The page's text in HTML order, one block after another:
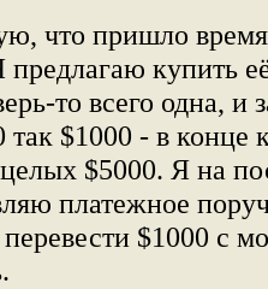
что пришло
предлагаю купить
то всего одна, и
так $1000 - в конце
$5000. Я на
платежное
$1000 с